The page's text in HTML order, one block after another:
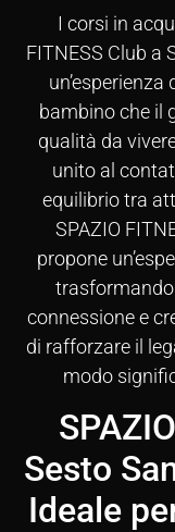
I corsi in
FITNESS Club a
un’esperienza
bambino che il
qualità da
unito al
equilibrio tra
SPAZIO
propone
connessione e
di rafforzare il
modo
Sesto
Ideale